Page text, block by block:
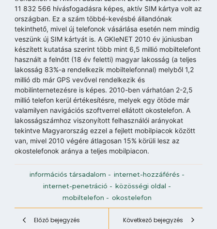
11 832 566 hívásfogadásra képes, aktív SIM kártya volt az
országban. Ez a szám többé-kevésbé állandónak
tekinthető, mivel új telefonok vásárlása esetén nem mindig
veszünk új SIM kártyát is. A GKIeNET 2010 év júniusban
készített kutatása szerint több mint 6,5 millió mobiltelefont
használt a felnőtt (18 év feletti) magyar lakosság (a teljes
lakosság 83%-a rendelkezik mobiltelefonnal) melyből 1,2
millió db már GPS vevővel rendelkezik és
mobilinternetezésre is képes. 2010-ben várhatóan 2-2,5
millió telefon kerül értékesítésre, melyek egy ötöde már
valamilyen navigációs szoftverrel ellátott okostelefon. A
lakosságszámhoz viszonyított felhasználói arányokat
tekintve Magyarország ezzel a fejlett mobilpiacok között
van, mivel 2010 végére átlagosan 15% körüli lesz az
okostelefonok aránya a teljes mobilpiacon.
információs társadalom - internet-hozzáférés -
internet-penetráció - közösségi oldal -
mobiltelefon - okostelefon
Előző bejegyzés Következő bejegyzés